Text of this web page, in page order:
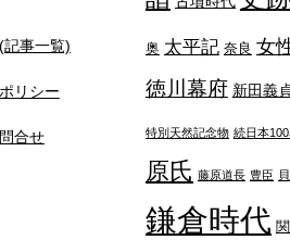
事一覧)
リシー
合せ
奥 太平記 奈良 女
徳川幕府 新田義
特別天然記念物 続日本
原氏 藤原道長 豊臣
鎌倉時代